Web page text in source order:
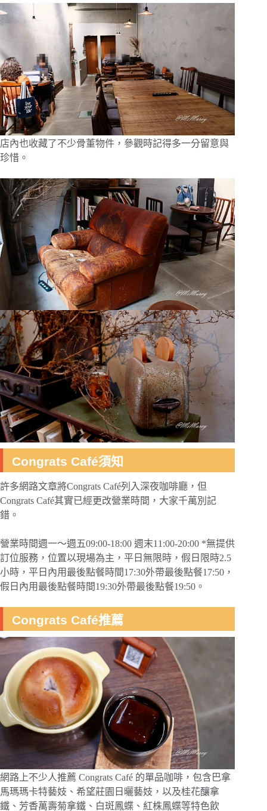
店內也收藏了不少骨董物件，參觀時記得多一分留意與
珍惜。
Congrats Café須知
許多網路文章將Congrats Café列入深夜咖啡廳，但
Congrats Café其實已經更改營業時間，大家千萬別記
錯。
營業時間週一～週五09:00-18:00 週末11:00-20:00 *無提供
訂位服務，位置以現場為主，平日無限時，假日限時2.5
小時，平日內用最後點餐時間17:30外帶最後點餐17:50，
假日內用最後點餐時間19:30外帶最後點餐19:50。
Congrats Café推薦
網路上不少人推薦 Congrats Café 的單品咖啡，包含巴拿
馬瑪瑪卡特藝妓、希望莊園日曬藝妓，以及桂花釀拿
鐵、芳香萬壽菊拿鐵、白斑鳳蝶、紅株鳳蝶等特色飲